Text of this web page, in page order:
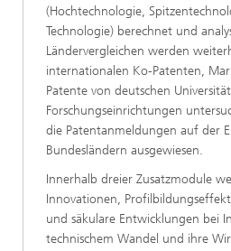
(Hochtechnologie,
Technologie) berechnet und
Ländervergleichen werden
internationalen Ko-Patenten,
Patente von deutschen
Forschungseinrichtungen
die Patentanmeldungen auf der
Bundesländern ausgewiesen.
Innerhalb dreier Zusatzmodule
Innovationen,
und säkulare Entwicklungen bei
technischem Wandel und ihre